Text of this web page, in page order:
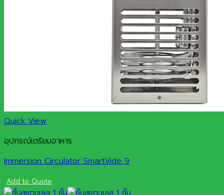
Quick View
อุปกรณ์เตรียมอาหาร
Immersion Circulator SmartVide 9
Add to Quote